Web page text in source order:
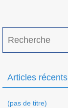
Articles récents
(pas de titre)